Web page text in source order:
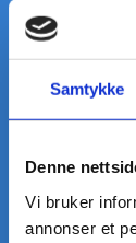
Samtykke
Denne
Vi bruker
annonser et
Bryggen
5068 Bergen
Kontakt oss
